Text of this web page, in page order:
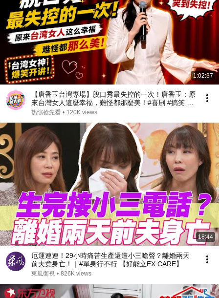
1:02:37
【唐香玉台灣專場】脫口秀最失控的一次！唐香玉：原
來台灣女人這麼幸福，難怪都那麼美！#喜剧 #搞笑 #
娱乐 #talkshow
热综抢先看 • 120K views
18:44
厄運連連！29小時痛苦生產還遭小三嗆聲？離婚兩天
前夫竟身亡！｜#單身行不行 【好能立EX CARE】
東風衛視 • 826K views